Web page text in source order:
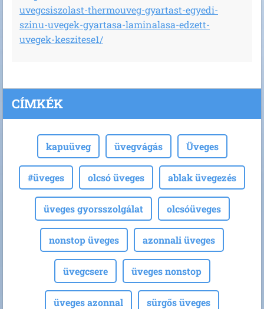
uvegcsiszolast-thermouveg-gyartast-egyedi-
szinu-uvegek-gyartasa-laminalasa-edzett-
uvegek-keszitese1/
CÍMKÉK
kapuüveg üvegvágás Üveges
#üveges olcsó üveges ablak üvegezés
üveges gyorsszolgálat olcsóüveges
nonstop üveges azonnali üveges
üvegcsere üveges nonstop
üveges azonnal sürgős üveges